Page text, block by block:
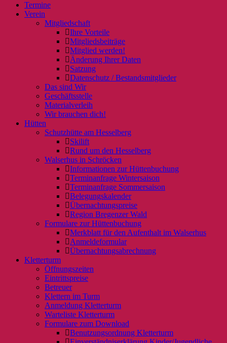
Termine
Verein
Mitgliedschaft
Ihre Vorteile
Mitgliedsbeiträge
Mitglied werden!
Änderung Ihrer Daten
Satzung
Datenschutz / Bestandsmitglieder
Das sind Wir
Geschäftsstelle
Materialverleih
Wir brauchen dich!
Hütten
Schutzhütte am Hesselberg
Skilift
Rund um den Hesselberg
Walserhus in Schröcken
Informationen zur Hüttenbuchung
Terminanfrage Wintersaison
Terminanfrage Sommersaison
Belegungskalender
Übernachtungspreise
Region Bregenzer Wald
Formulare zur Hüttenbuchung
Merkblatt für den Aufenthalt im Walserhus
Anmeldeformular
Übernachtungsabrechnung
Kletterturm
Öffnungszeiten
Eintrittspreise
Betreuer
Klettern im Turm
Anmeldung Kletterturm
Warteliste Kletterturm
Formulare zum Download
Benutzungsordnung Kletterturm